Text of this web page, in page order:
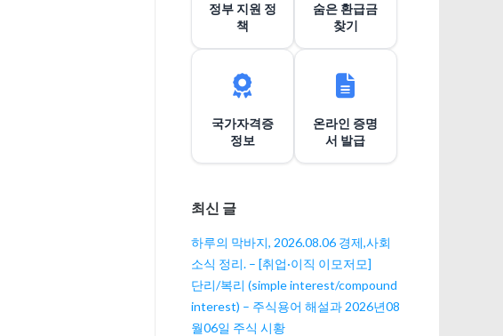
게
이
정부 지원 정
책
숨은 환급금
찾기
국가자격증
정보
온라인 증명
서 발급
최신 글
하루의 막바지, 2026.08.06 경제,사회
소식 정리. – [취업·이직 이모저모]
단리/복리 (simple interest/compound
interest) – 주식용어 해설과 2026년08
월06일 주식 시황